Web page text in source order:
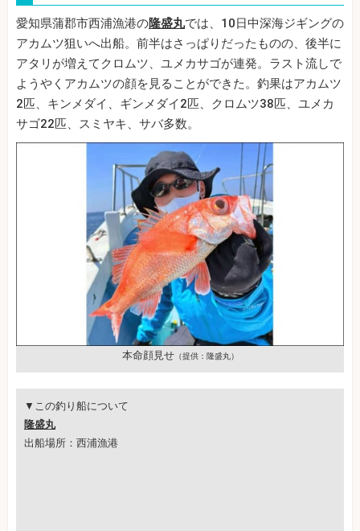
愛知県蒲郡市西浦漁港の隆盛丸では、10日中深海ジギングの
アカムツ狙いへ出船。前半はさっぱりだったものの、後半に
アタリが増えてクロムツ、ユメカサゴが連発。ラスト流しで
ようやくアカムツの顔を見ることができた。釣果はアカムツ
2匹、キンメダイ、ギンメダイ2匹、クロムツ38匹、ユメカ
サゴ22匹、スミヤキ、サバ多数。
本命顔見せ（提供：隆盛丸）
▼この釣り船について
隆盛丸
出船場所：西浦漁港